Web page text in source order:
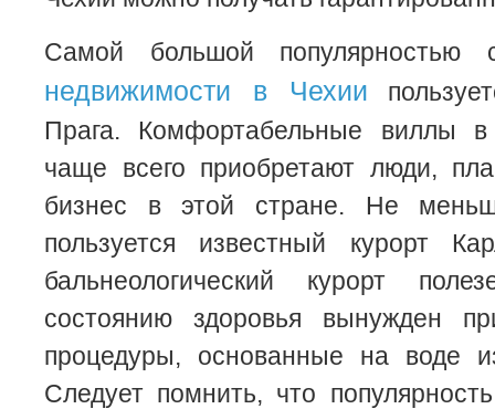
Самой большой популярностью
недвижимости в Чехии
Прага. Комфортабельные виллы в
чаще всего приобретают люди,
бизнес в этой стране. Не
пользуется известный курорт
бальнеологический курорт
состоянию здоровья вынужден
процедуры, основанные на воде
Следует помнить, что